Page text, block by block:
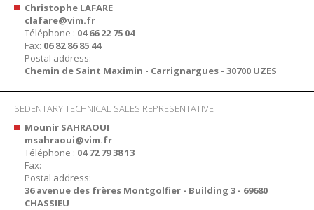
Christophe LAFARE
clafare@vim.fr
Téléphone : 04 66 22 75 04
Fax: 06 82 86 85 44
Postal address:
Chemin de Saint Maximin - Carrignargues - 30700 UZES
SEDENTARY TECHNICAL SALES REPRESENTATIVE
Mounir SAHRAOUI
msahraoui@vim.fr
Téléphone : 04 72 79 38 13
Fax:
Postal address:
36 avenue des frères Montgolfier - Building 3 - 69680
CHASSIEU